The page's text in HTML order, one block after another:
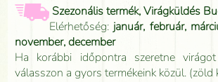
Szezonális termék, Virágküldés
Elérhetőség: január, február,
november, december
Ha korábbi időpontra szeretne
válasszon a gyors termékeink közül. (zöld